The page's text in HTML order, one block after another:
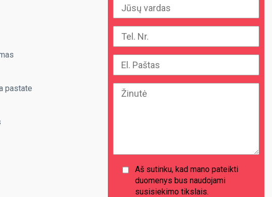
pastate
Aš sutinku, kad mano pateikti
duomenys bus naudojami
susisiekimo tikslais.